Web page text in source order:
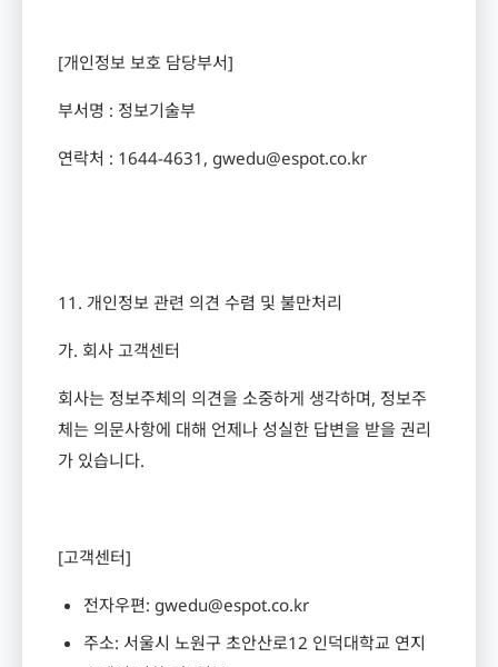
[개인정보 보호 담당부서]
부서명 : 정보기술부
연락처 : 1644-4631, gwedu@espot.co.kr
11. 개인정보 관련 의견 수렴 및 불만처리
가. 회사 고객센터
회사는 정보주체의 의견을 소중하게 생각하며, 정보주
체는 의문사항에 대해 언제나 성실한 답변을 받을 권리
가 있습니다.
[고객센터]
전자우편: gwedu@espot.co.kr
주소: 서울시 노원구 초안산로12 인덕대학교 연지